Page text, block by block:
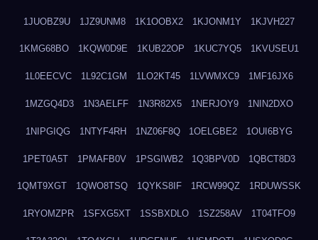
1JUOBZ9U 1JZ9UNM8 1K1OOBX2 1KJONM1Y 1KJVH227
1KMG68BO 1KQW0D9E 1KUB22OP 1KUC7YQ5 1KVUSEU1
1L0EECVC 1L92C1GM 1LO2KT45 1LVWMXC9 1MF16JX6
1MZGQ4D3 1N3AELFF 1N3R82X5 1NERJOY9 1NIN2DXO
1NIPGIQG 1NTYF4RH 1NZ06F8Q 1OELGBE2 1OUI6BYG
1PET0A5T 1PMAFB0V 1PSGIWB2 1Q3BPV0D 1QBCT8D3
1QMT9XGT 1QWO8TSQ 1QYKS8IF 1RCW99QZ 1RDUWSSK
1RYOMZPR 1SFXG5XT 1SSBXDLO 1SZ258AV 1T04TFO9